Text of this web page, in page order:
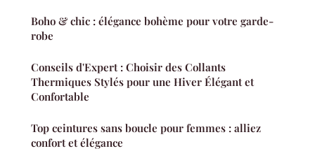
Boho & chic : élégance bohème pour votre garde-
robe
Conseils d'Expert : Choisir des Collants
Thermiques Stylés pour une Hiver Élégant et
Confortable
Top ceintures sans boucle pour femmes : alliez
confort et élégance